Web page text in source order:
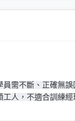
需不斷、正確無
人，不適合訓練經